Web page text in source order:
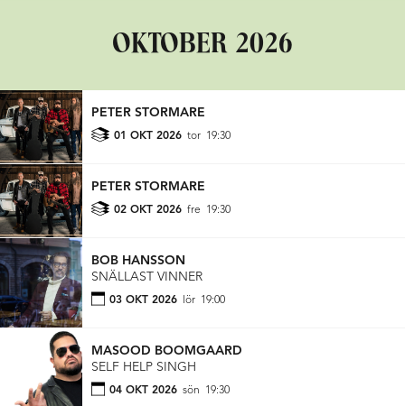
OKTOBER 2026
PETER STORMARE
01 OKT 2026 tor 19:30
PETER STORMARE
02 OKT 2026 fre 19:30
BOB HANSSON
SNÄLLAST VINNER
03 OKT 2026 lör 19:00
MASOOD BOOMGAARD
SELF HELP SINGH
04 OKT 2026 sön 19:30